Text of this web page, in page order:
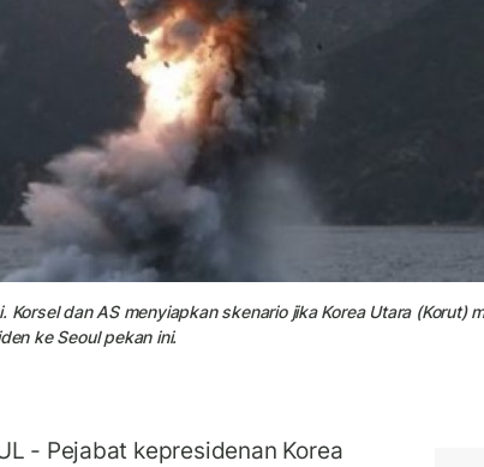
Korsel dan AS menyiapkan skenario jika Korea Utara (Korut)
ke Seoul pekan ini.
- Pejabat kepresidenan Korea